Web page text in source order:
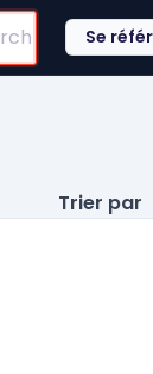
Se
Trier par
cette catégorie